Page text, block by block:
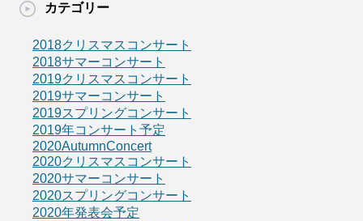
カテゴリー
2018クリスマスコンサート
2018サマーコンサート
2019クリスマスコンサート
2019サマーコンサート
2019スプリングコンサート
2019年コンサート予定
2020AutumnConcert
2020クリスマスコンサート
2020サマーコンサート
2020スプリングコンサート
2020年発表会予定